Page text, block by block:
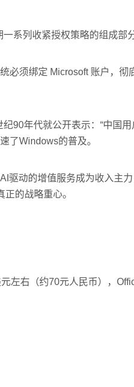
系列收紧授权策略的组成部分
必须绑定 Microsoft 账户，
90年代就公开表示：“中国
了Windows的普及。
动的增值服务成为收入主
的战略重心。
左右（约70元人民币），